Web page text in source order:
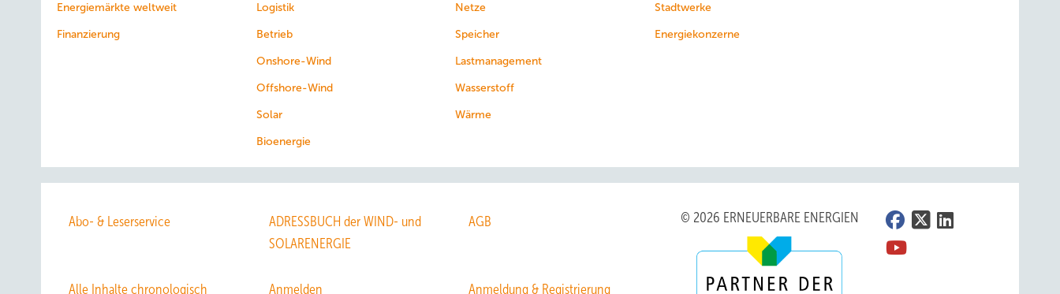
Energiemärkte weltweit
Finanzierung
Logistik
Betrieb
Onshore-Wind
Offshore-Wind
Solar
Bioenergie
Netze
Speicher
Lastmanagement
Wasserstoff
Wärme
Stadtwerke
Energiekonzerne
Abo- & Leserservice
ADRESSBUCH der WIND- und
SOLARENERGIE
AGB
Alle Inhalte chronologisch Anmelden Anmeldung & Registrierung
© 2026 ERNEUERBARE ENERGIEN